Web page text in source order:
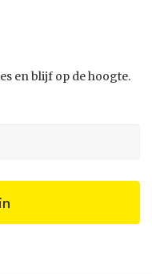
en blijf op de hoogte.